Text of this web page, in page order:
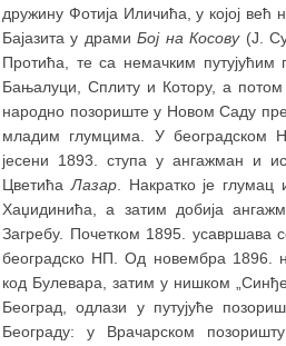
дружину Фотија Иличића, у којој већ
Бајазита у драмиБој на Косову(Ј.
Протића, те са немачким путујућим
Бањалуци, Сплиту и Котору, а
народно позориште у Новом Саду
младим глумцима. У београдском
јесени 1893. ступа у ангажман и
ЦветићаЛазар. Накратко је
Хаџидинића, а затим добија
Загребу. Почетком 1895. усавршава
београдско НП. Од новембра 1896.
код Булевара, затим у нишком
Београд, одлази у путујуће
Београду: у Врачарском